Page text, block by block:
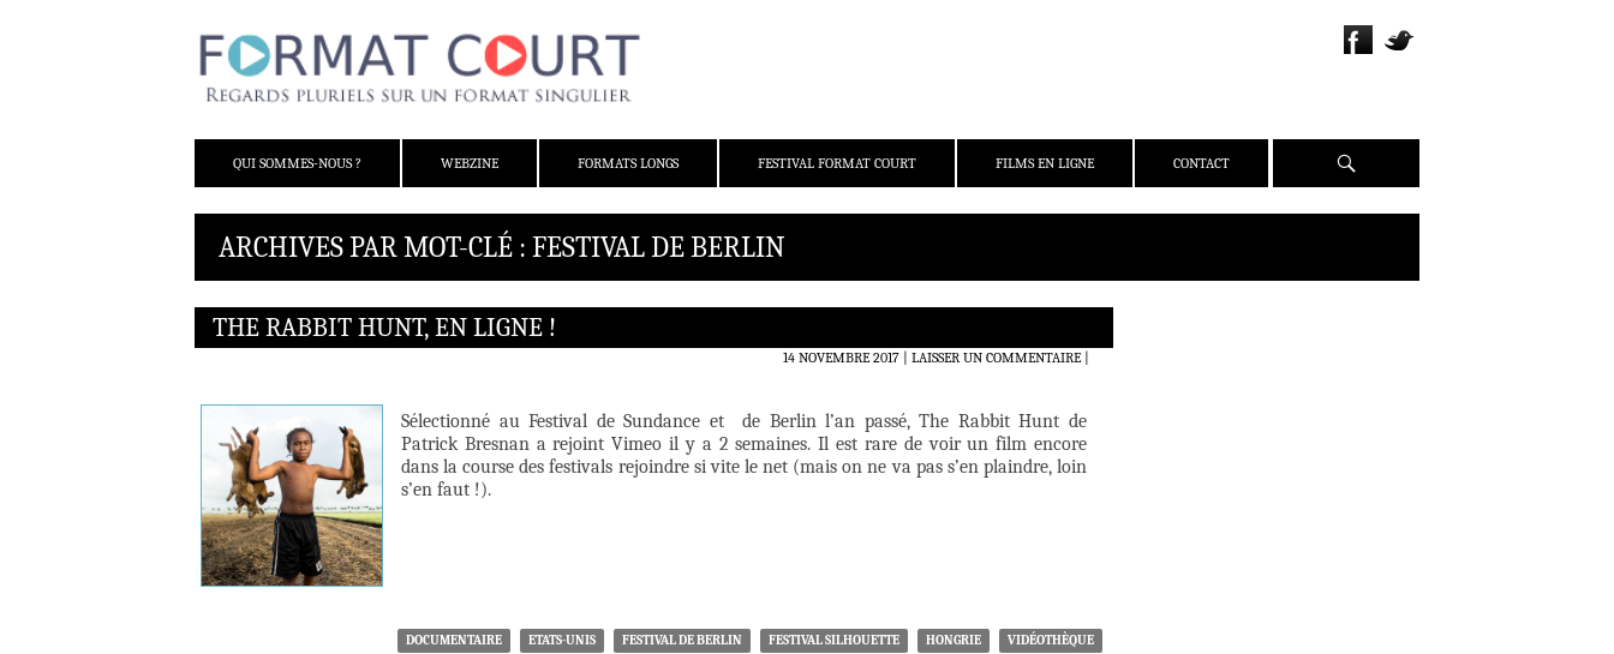
QUI SOMMES-NOUS ?
WEBZINE FORMATS LONGS FESTIVAL FORMAT COURT FILMS EN LIGNE CONTACT Recherche
ARCHIVES PAR MOT-CLÉ : FESTIVAL DE BERLIN
THE RABBIT HUNT, EN LIGNE !
14 NOVEMBRE 2017 LAISSER UN COMMENTAIRE|
Sélectionné au Festival de Sundance et de Berlin l’an passé, The Rabbit Hunt de
Patrick Bresnan a rejoint Vimeo il y a 2 semaines. Il est rare de voir un film encore
dans la course des festivals rejoindre si vite le net (mais on ne va pas s’en plaindre, loin
s’en faut !).
DOCUMENTAIRE ETATS-UNIS FESTIVAL DE BERLIN FESTIVAL SILHOUETTE HONGRIE VIDÉOTHÈQUE